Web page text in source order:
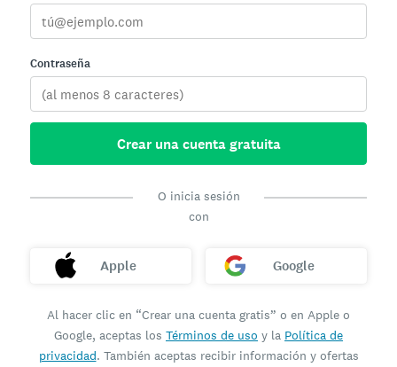
Contraseña
Crear una cuenta gratuita
O inicia sesión
con
Apple Google
Al hacer clic en “Crear una cuenta gratis” o en Apple o
Google, aceptas los Términos de uso y la Política de
privacidad. También aceptas recibir información y ofertas